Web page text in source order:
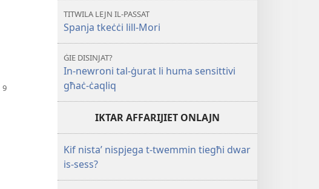
TITWILA LEJN IL-PASSAT
Spanja tkeċċi lill-Mori
ĠIE DISINJAT?
In-newroni tal-ġurat li huma sensittivi
għaċ-ċaqliq
IKTAR AFFARIJIET ONLAJN
Kif nista’ nispjega t-twemmin tiegħi dwar
is-sess?